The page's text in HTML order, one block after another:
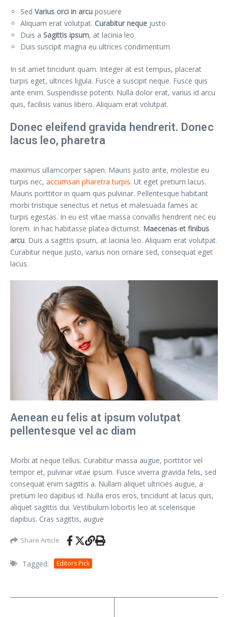
Sed Varius orci in arcu posuere
Aliquam erat volutpat. Curabitur neque justo
Duis a Sagittis ipsum, at lacinia leo
Duis suscipit magna eu ultrices condimentum
In sit amet tincidunt quam. Integer at est tempus, placerat
turpis eget, ultrices ligula. Fusce a suscipit neque. Fusce quis
ante enim. Suspendisse potenti. Nulla dolor erat, varius id arcu
quis, facilisis varius libero. Aliquam erat volutpat.
Donec eleifend gravida hendrerit. Donec
lacus leo, pharetra
maximus ullamcorper sapien. Mauris justo ante, molestie eu
turpis nec, accumsan pharetra turpis. Ut eget pretium lacus.
Mauris porttitor in quam quis pulvinar. Pellentesque habitant
morbi tristique senectus et netus et malesuada fames ac
turpis egestas. In eu est vitae massa convallis hendrerit nec eu
lorem. In hac habitasse platea dictumst. Maecenas et finibus
arcu. Duis a sagittis ipsum, at lacinia leo. Aliquam erat volutpat.
Curabitur neque justo, varius non ornare sed, consequat eget
lacus.
Aenean eu felis at ipsum volutpat
pellentesque vel ac diam
Morbi at neque tellus. Curabitur massa augue, porttitor vel
tempor et, pulvinar vitae ipsum. Fusce viverra gravida felis, sed
consequat enim sagittis a. Nullam aliquet ultricies augue, a
pretium leo dapibus id. Nulla eros eros, tincidunt at lacus quis,
aliquet sagittis dui. Vestibulum lobortis leo at scelerisque
dapibus. Cras sagittis, augue
Share Article
Tagged: Editors Pick